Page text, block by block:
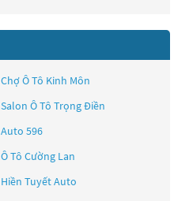
Chợ Ô Tô Kinh Môn
Salon Ô Tô Trọng Điền
Auto 596
Ô Tô Cường Lan
Hiền Tuyết Auto